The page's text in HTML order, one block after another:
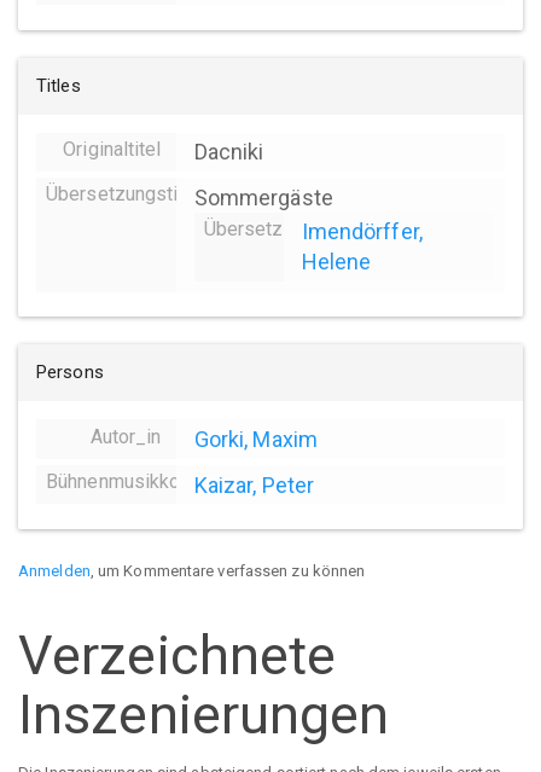
Titles
Originaltitel Dacniki
ÜbersetzungstitelSommergäste
ÜbersetzungImendörffer,
Helene
Persons
Autor_in Gorki, Maxim
Bühnenmusikkomposition
Kaizar, Peter
Anmelden , um Kommentare verfassen zu können
Verzeichnete
Inszenierungen